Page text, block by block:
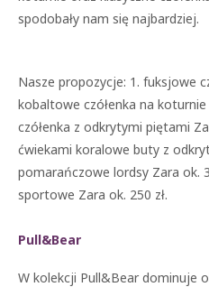
spodobały nam się najbardziej.
Nasze propozycje: 1. fuksjowe
kobaltowe czółenka na koturnie
czółenka z odkrytymi piętami
ćwiekami koralowe buty z
pomarańczowe lordsy Zara ok.
sportowe Zara ok. 250 zł.
Pull&Bear
W kolekcji Pull&Bear dominuje